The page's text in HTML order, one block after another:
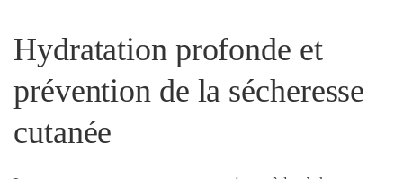
Hydratation profonde et
prévention de la sécheresse
cutanée